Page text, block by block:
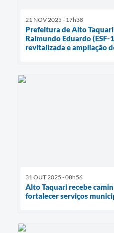
21 NOV 2025 - 17h38
Prefeitura de Alto
Raimundo Eduardo
revitalizada e ampliação
31 OUT 2025 - 08h56
Alto Taquari recebe
fortalecer serviços